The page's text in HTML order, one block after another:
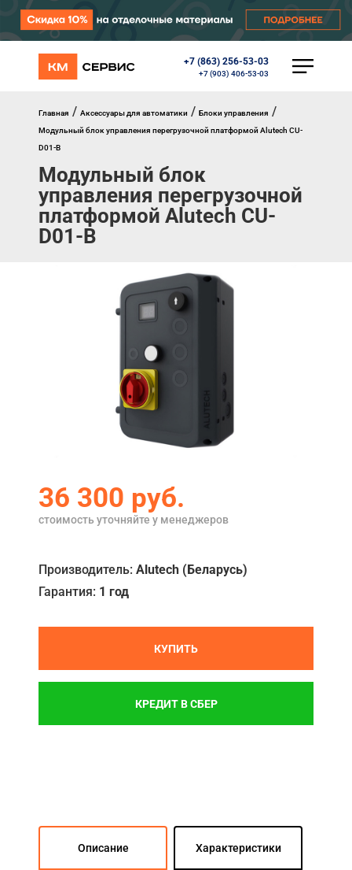
+7 (863) 256-53-03
+7 (903) 406-53-03
КАТАЛОГ
Перегрузочное оборудование
Шлагбаумы
Противопожарные ворота
Противопожарные шторы
Внешняя солнцезащита
Комплектующие
Окна, порталы, двери
Примеры работ
Кредит
Где купить
Отзывы
Главная / Аксессуары для автоматики / Блоки управления /
Модульный блок управления перегрузочной платформой Alutech CU-
D01-B
Модульный блок
управления перегрузочной
платформой Alutech CU-
D01-B
36 300 руб.
стоимость уточняйте у менеджеров
Производитель: Alutech (Беларусь)
Гарантия: 1 год
КУПИТЬ
КРЕДИТ В СБЕР
Описание Характеристики